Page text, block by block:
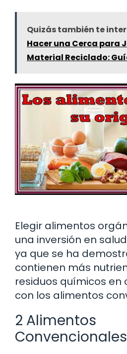
Quizás también te
Hacer una Cerca para
Material Reciclado:
Elegir alimentos
una inversión en
ya que se ha
contienen más
residuos químicos
con los alimentos
2 Alimentos
Convencionales